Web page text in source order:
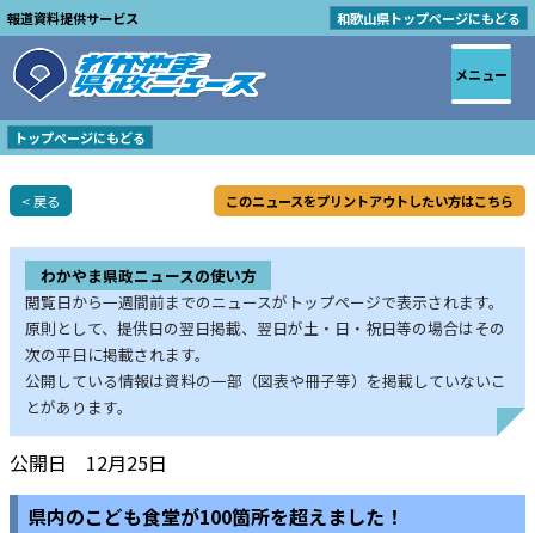
報道資料提供サービス 和歌山県トップページにもどる
トップページにもどる
< 戻る このニュースをプリントアウトしたい方はこちら
わかやま県政ニュースの使い方
閲覧日から一週間前までのニュースがトップページで表示されます。
原則として、提供日の翌日掲載、翌日が土・日・祝日等の場合はその
次の平日に掲載されます。
公開している情報は資料の一部（図表や冊子等）を掲載していないこ
とがあります。
公開日 12月25日
県内のこども食堂が100箇所を超えました！
メニュー